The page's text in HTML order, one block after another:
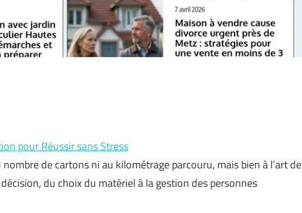
pour Réussir sans Stress
de cartons ni au kilométrage parcouru, mais bien à l’art de
du choix du matériel à la gestion des personnes